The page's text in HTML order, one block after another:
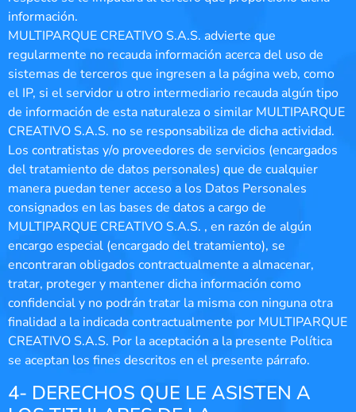
información.
MULTIPARQUE CREATIVO S.A.S. advierte que
regularmente no recauda información acerca del uso de
sistemas de terceros que ingresen a la página web, como
el IP, si el servidor u otro intermediario recauda algún tipo
de información de esta naturaleza o similar MULTIPARQUE
CREATIVO S.A.S. no se responsabiliza de dicha actividad.
Los contratistas y/o proveedores de servicios (encargados
del tratamiento de datos personales) que de cualquier
manera puedan tener acceso a los Datos Personales
consignados en las bases de datos a cargo de
MULTIPARQUE CREATIVO S.A.S. , en razón de algún
encargo especial (encargado del tratamiento), se
encontraran obligados contractualmente a almacenar,
tratar, proteger y mantener dicha información como
confidencial y no podrán tratar la misma con ninguna otra
finalidad a la indicada contractualmente por MULTIPARQUE
CREATIVO S.A.S. Por la aceptación a la presente Política
se aceptan los fines descritos en el presente párrafo.
4- DERECHOS QUE LE ASISTEN A